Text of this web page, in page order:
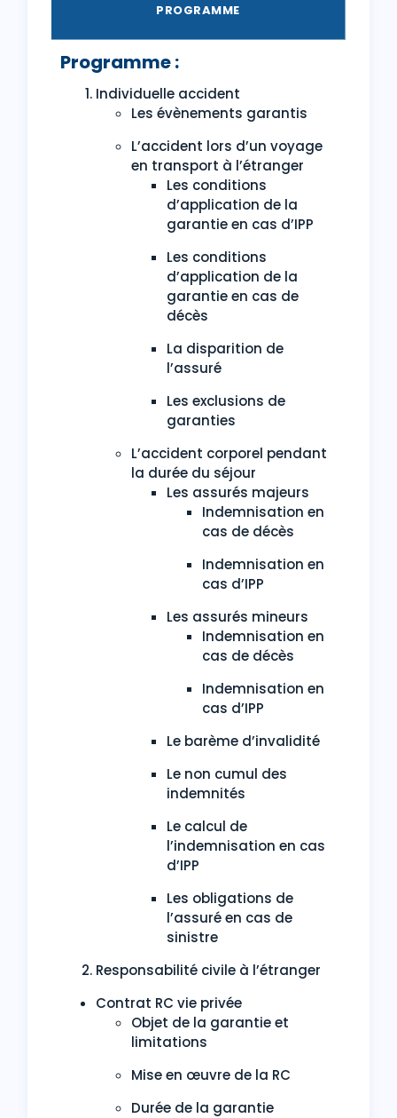
PROGRAMME
Programme :
Individuelle accident
Les évènements garantis
L’accident lors d’un voyage
en transport à l’étranger
Les conditions
d’application de la
garantie en cas d’IPP
Les conditions
d’application de la
garantie en cas de
décès
La disparition de
l’assuré
Les exclusions de
garanties
L’accident corporel pendant
la durée du séjour
Les assurés majeurs
Indemnisation en
cas de décès
Indemnisation en
cas d’IPP
Les assurés mineurs
Indemnisation en
cas de décès
Indemnisation en
cas d’IPP
Le barème d’invalidité
Le non cumul des
indemnités
Le calcul de
l’indemnisation en cas
d’IPP
Les obligations de
l’assuré en cas de
sinistre
Responsabilité civile à l’étranger
Contrat RC vie privée
Objet de la garantie et
limitations
Mise en œuvre de la RC
Durée de la garantie